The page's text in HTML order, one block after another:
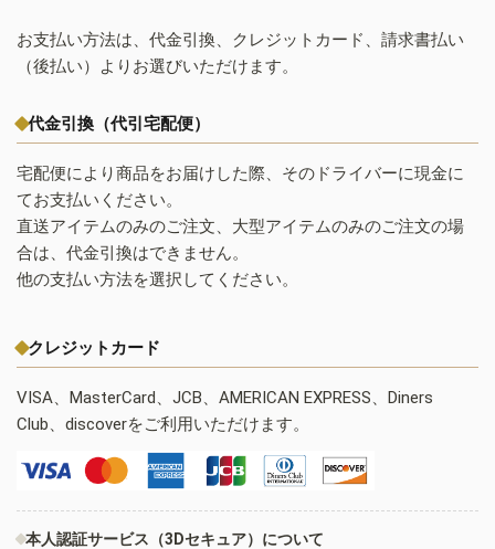
お支払い方法は、代金引換、クレジットカード、請求書払い
（後払い）よりお選びいただけます。
代金引換（代引宅配便）
宅配便により商品をお届けした際、そのドライバーに現金に
てお支払いください。
直送アイテムのみのご注文、大型アイテムのみのご注文の場
合は、代金引換はできません。
他の支払い方法を選択してください。
クレジットカード
VISA、MasterCard、JCB、AMERICAN EXPRESS、Diners
Club、discoverをご利用いただけます。
本人認証サービス（3Dセキュア）について